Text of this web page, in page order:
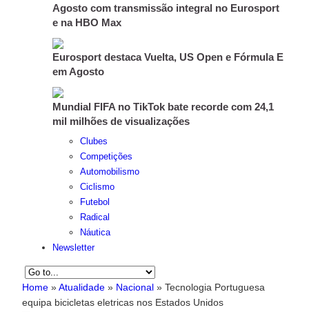
Agosto com transmissão integral no Eurosport
e na HBO Max
Eurosport destaca Vuelta, US Open e Fórmula E
em Agosto
Mundial FIFA no TikTok bate recorde com 24,1
mil milhões de visualizações
Clubes
Competições
Automobilismo
Ciclismo
Futebol
Radical
Náutica
Newsletter
Home »Atualidade » Nacional » Tecnologia Portuguesa
equipa bicicletas eletricas nos Estados Unidos